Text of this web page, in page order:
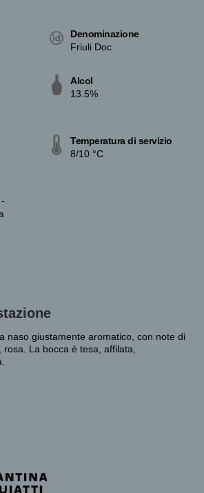
Denominazione
Friuli Doc
Alcol
13.5%
Temperatura di servizio
8/10 °C
naso giustamente aromatico, con note di
La bocca è tesa, affilata,